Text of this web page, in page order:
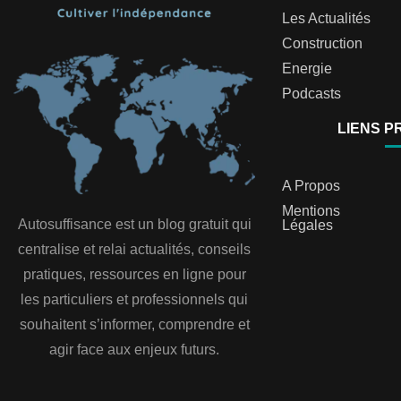
Autosuffisance est un blog gratuit qui
centralise et relai actualités, conseils
pratiques, ressources en ligne pour
les particuliers et professionnels qui
souhaitent s’informer, comprendre et
agir face aux enjeux futurs.
Les Actualités
Construction
Energie
Podcasts
LIENS
A Propos
Mentions
Légales